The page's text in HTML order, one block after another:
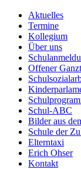
Aktuelles
Termine
Kollegium
Über uns
Offener
Schul-ABC
Bilder aus
Schule der
Elterntaxi
Erich Ohser
Kontakt